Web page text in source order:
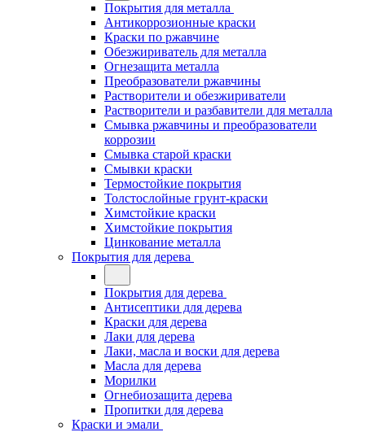
Покрытия для металла
Антикоррозионные краски
Краски по ржавчине
Обезжириватель для металла
Огнезащита металла
Преобразователи ржавчины
Растворители и обезжириватели
Растворители и разбавители для металла
Смывка ржавчины и преобразователи
коррозии
Смывка старой краски
Смывки краски
Термостойкие покрытия
Толстослойные грунт-краски
Химстойкие краски
Химстойкие покрытия
Цинкование металла
Покрытия для дерева
Покрытия для дерева
Антисептики для дерева
Краски для дерева
Лаки для дерева
Лаки, масла и воски для дерева
Масла для дерева
Морилки
Огнебиозащита дерева
Пропитки для дерева
Краски и эмали